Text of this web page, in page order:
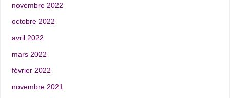
novembre 2022
octobre 2022
avril 2022
mars 2022
février 2022
novembre 2021